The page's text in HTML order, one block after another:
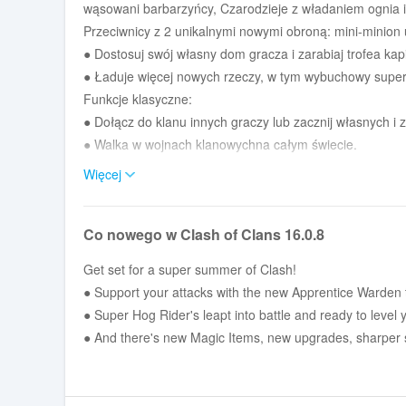
wąsowani barbarzyńcy, Czarodzieje z władaniem
Przeciwnicy z 2 unikalnymi nowymi obroną: mini-minion
● Dostosuj swój własny dom gracza i zarabiaj trofea
● Ładuje więcej nowych rzeczy, w tym wybuchowy
Funkcje klasyczne:
● Dołącz do klanu innych graczy lub zacznij własnych i
● Walka w wojnach klanowychna całym świecie.
● Przetestuj swoje umiejętności w konkurencyjnych
● W konkurowaniu z najlepszymi graczami z AroUnd
● bronić się przed atakami wroga mnóstwem wież,
● Odblokuj epickie bohaterowie, takie jak król
Machine.
● Ulepszenia badań w laboratorium, aby Twoje
● Walcz z Królem Goblinów w trybie kampanii dla
Więcej
Co nowego w Clash of Clans 16.0.8
Get set for a super summer of Clash!
● Support your attacks with the new Apprentice Warden
● Super Hog Rider's leapt into battle and ready to level
● And there's new Magic Items, new upgrades, sharper